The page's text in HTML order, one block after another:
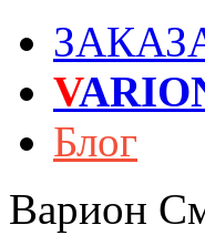
V
Блог
Варион